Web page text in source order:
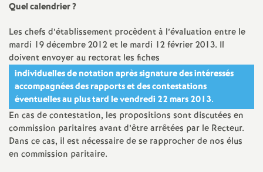
e
n
t
s
d
Quel calendrier?
Les chefs d’établissement procèdent à l’évaluation entre le
mardi 19 décembre 2012 et le mardi 12 février 2013. Il
doivent envoyer au rectorat les fiches
individuelles de notation après signature des intéressés
accompagnées des rapports et des contestations
éventuelles au plus tard le vendredi 22 mars 2013.
En cas de contestation, les propositions sont discutées en
commission paritaires avant d’être arrêtées par le Recteur.
Dans ce cas, il est nécessaire de se rapprocher de nos élus
en commission paritaire.